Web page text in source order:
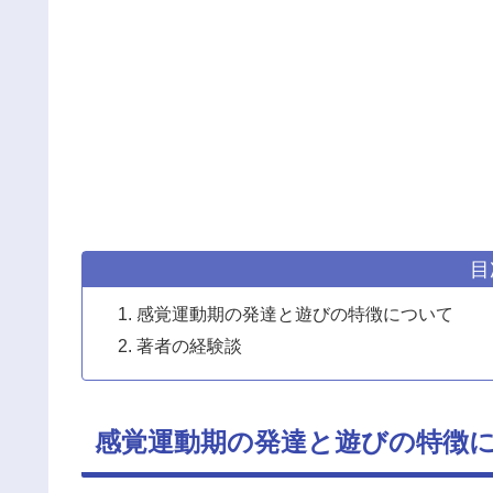
感覚運動期の発達と遊びの特徴について
著者の経験談
感覚運動期の発達と遊びの特徴